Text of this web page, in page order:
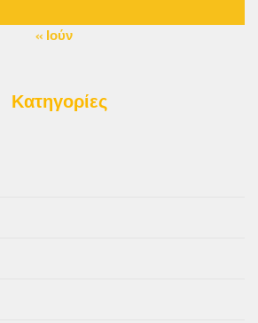
« Ιούν
Κατηγορίες